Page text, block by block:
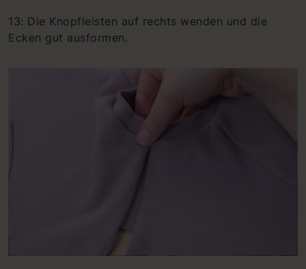
13: Die Knopfleisten auf rechts wenden und die
Ecken gut ausformen.